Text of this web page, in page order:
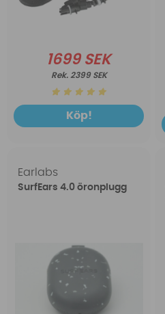
1699 SEK
2399 SEK
Köp!
Earlabs
SurfEars 4.0 öronplugg